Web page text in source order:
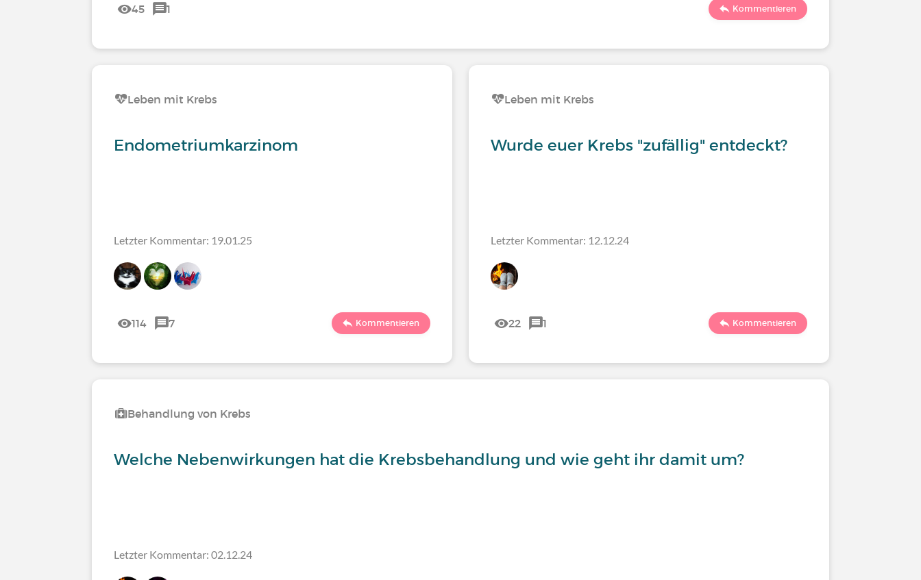
45 1 Kommentieren
Leben mit Krebs
Endometriumkarzinom
Letzter Kommentar: 19.01.25
114 7 Kommentieren
Leben mit Krebs
Wurde euer Krebs "zufällig" entdeckt?
Letzter Kommentar: 12.12.24
22 1 Kommentieren
Behandlung von Krebs
Welche Nebenwirkungen hat die Krebsbehandlung und wie geht ihr damit um?
Letzter Kommentar: 02.12.24